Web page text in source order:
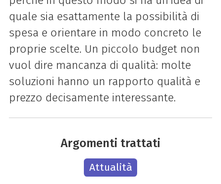
quale sia esattamente la possibilità di
spesa e orientare in modo concreto le
proprie scelte. Un piccolo budget non
vuol dire mancanza di qualità: molte
soluzioni hanno un rapporto qualità e
prezzo decisamente interessante.
Argomenti trattati
Attualità